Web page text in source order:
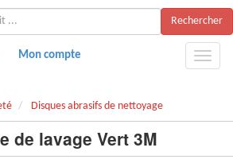
Rechercher
Mon compte
Disques abrasifs de nettoyage
de lavage Vert 3M